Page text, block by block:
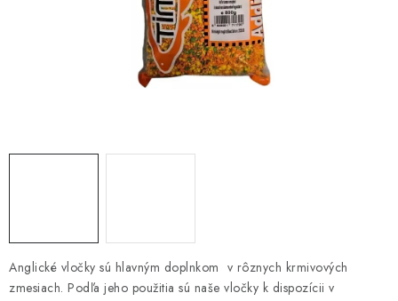
PRETEKÁRSKE SEDAČKY
PRÍVLAČ
PRÚTY
KONTAKTY
Anglické vločky sú hlavným doplnkom v rôznych krmivových
zmesiach. Podľa jeho použitia sú naše vločky k dispozícii v